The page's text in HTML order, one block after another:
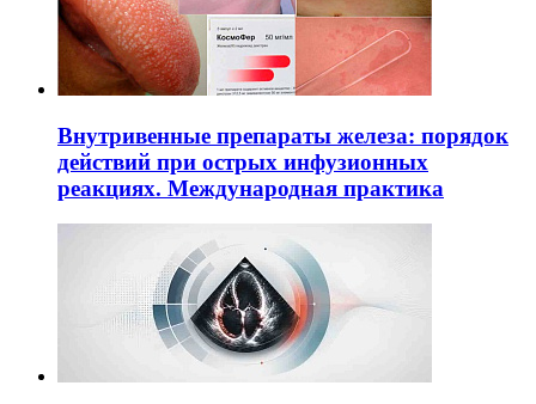
Внутривенные препараты железа: порядок
действий при острых инфузионных
реакциях. Международная практика